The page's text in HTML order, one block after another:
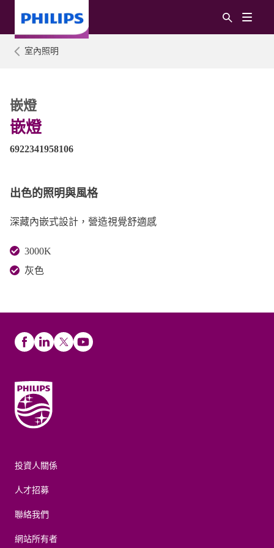
室內照明
嵌燈
嵌燈
6922341958106
出色的照明與風格
深藏內嵌式設計，營造視覺舒適感
3000K
灰色
投資人關係
人才招募
聯絡我們
網站所有者